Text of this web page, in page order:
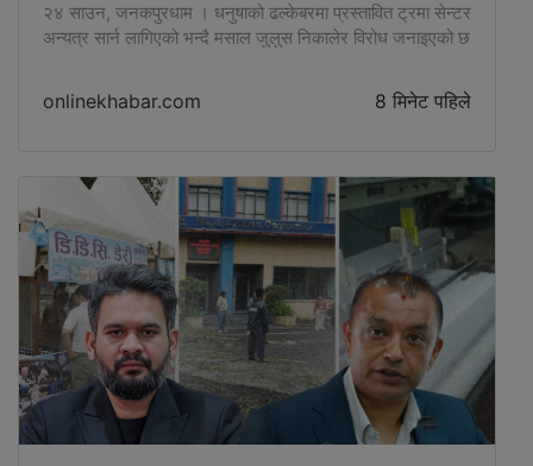
२४ साउन, जनकपुरधाम । धनुषाको ढल्केबरमा प्रस्तावित ट्रमा सेन्टर
अन्यत्र सार्न लागिएको भन्दै मसाल जुलुस निकालेर विरोध जनाइएको छ
जनप्रतिनिधि तथा विभिन्न राजनीतिक दलका प्रतिनिधिसहितको
सहभागितामा ढल्केबर …
onlinekhabar.com 8 मिनेट पहिले